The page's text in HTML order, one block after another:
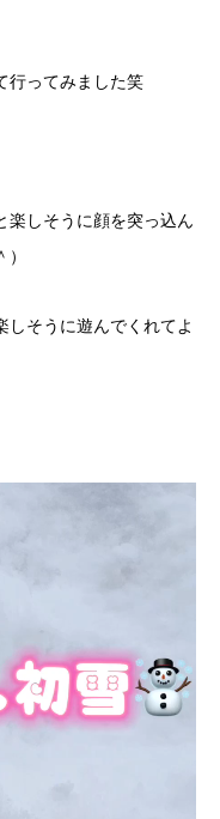
行ってみました笑
楽しそうに顔を突っ込ん
しそうに遊んでくれてよ